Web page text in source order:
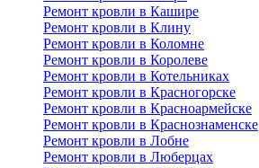
Ремонт кровли в Кашире
Ремонт кровли в Клину
Ремонт кровли в Коломне
Ремонт кровли в Королеве
Ремонт кровли в Котельниках
Ремонт кровли в Красногорске
Ремонт кровли в Красноармейске
Ремонт кровли в Краснознаменске
Ремонт кровли в Лобне
Ремонт кровли в Люберцах